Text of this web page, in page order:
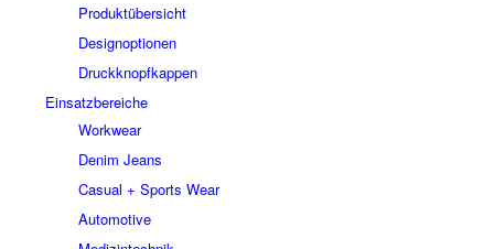
Produktübersicht
Designoptionen
Druckknopfkappen
Einsatzbereiche
Workwear
Denim Jeans
Casual + Sports Wear
Automotive